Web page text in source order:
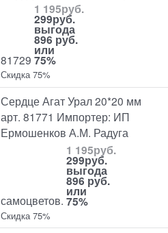
81729
1 195руб.
299руб.
выгода
896 руб.
или
75%
Скидка 75%
Сердце Агат Урал 20*20 мм
арт. 81771 Импортер: ИП
Ермошенков А.М. Радуга
самоцветов.
1 195руб.
299руб.
выгода
896 руб.
или
75%
Скидка 75%